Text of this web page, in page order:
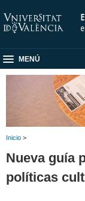
MENÚ
Inicio >
Nueva guía
políticas